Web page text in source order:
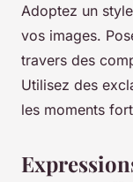
Adoptez un
vos images.
travers des
Utilisez des
les moments